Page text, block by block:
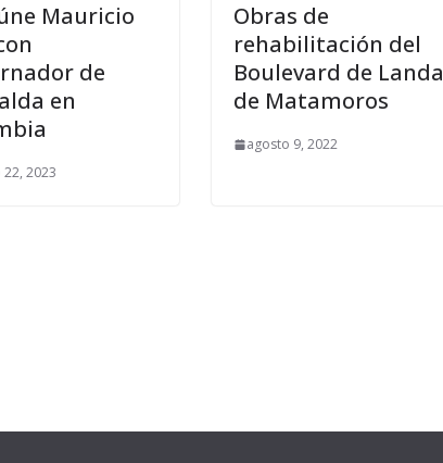
Mauricio
de
en
2023
Obras de
rehabilitación del
Boulevard de Landa
de Matamoros
agosto 9, 2022